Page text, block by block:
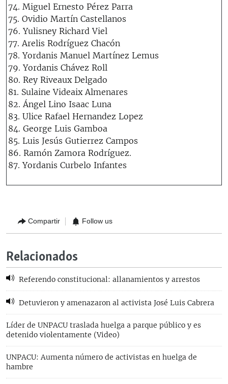
74. Miguel Ernesto Pérez Parra
75. Ovidio Martín Castellanos
76. Yulisney Richard Viel
77. Arelis Rodríguez Chacón
78. Yordanis Manuel Martínez Lemus
79. Yordanis Chávez Roll
80. Rey Riveaux Delgado
81. Sulaine Videaix Almenares
82. Ángel Lino Isaac Luna
83. Ulice Rafael Hernandez Lopez
84. George Luis Gamboa
85. Luis Jesús Gutierrez Campos
86. Ramón Zamora Rodríguez.
87. Yordanis Curbelo Infantes
Compartir Follow us
Relacionados
Referendo constitucional: allanamientos y arrestos
Detuvieron y amenazaron al activista José Luis Cabrera
Líder de UNPACU traslada huelga a parque público y es
detenido violentamente (Video)
UNPACU: Aumenta número de activistas en huelga de
hambre